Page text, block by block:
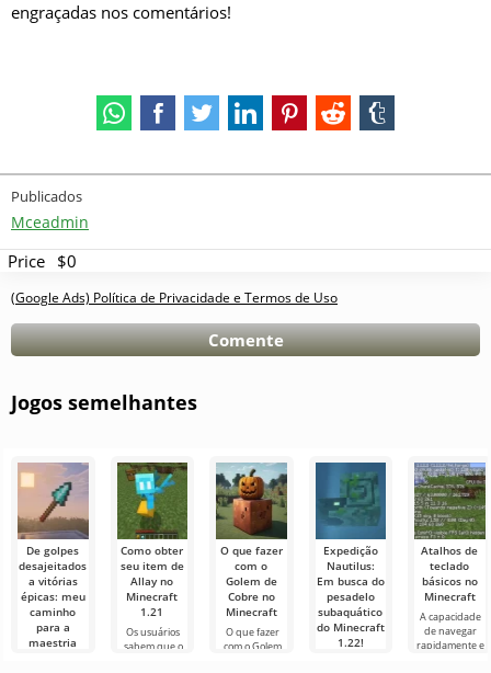
engraçadas nos comentários!
Publicados
Mceadmin
Price $0
(Google Ads) Política de Privacidade e Termos de Uso
Comente
Jogos semelhantes
De golpes
desajeitados
a vitórias
épicas: meu
caminho
para a
maestria
Como obter
seu item de
Allay no
Minecraft
1.21
Os usuários
sabem que o
O que fazer
com o
Golem de
Cobre no
Minecraft
O que fazer
com o Golem
Expedição
Nautilus:
Em busca do
pesadelo
subaquático
do Minecraft
1.22!
Atalhos de
teclado
básicos no
Minecraft
A capacidade
de navegar
rapidamente e